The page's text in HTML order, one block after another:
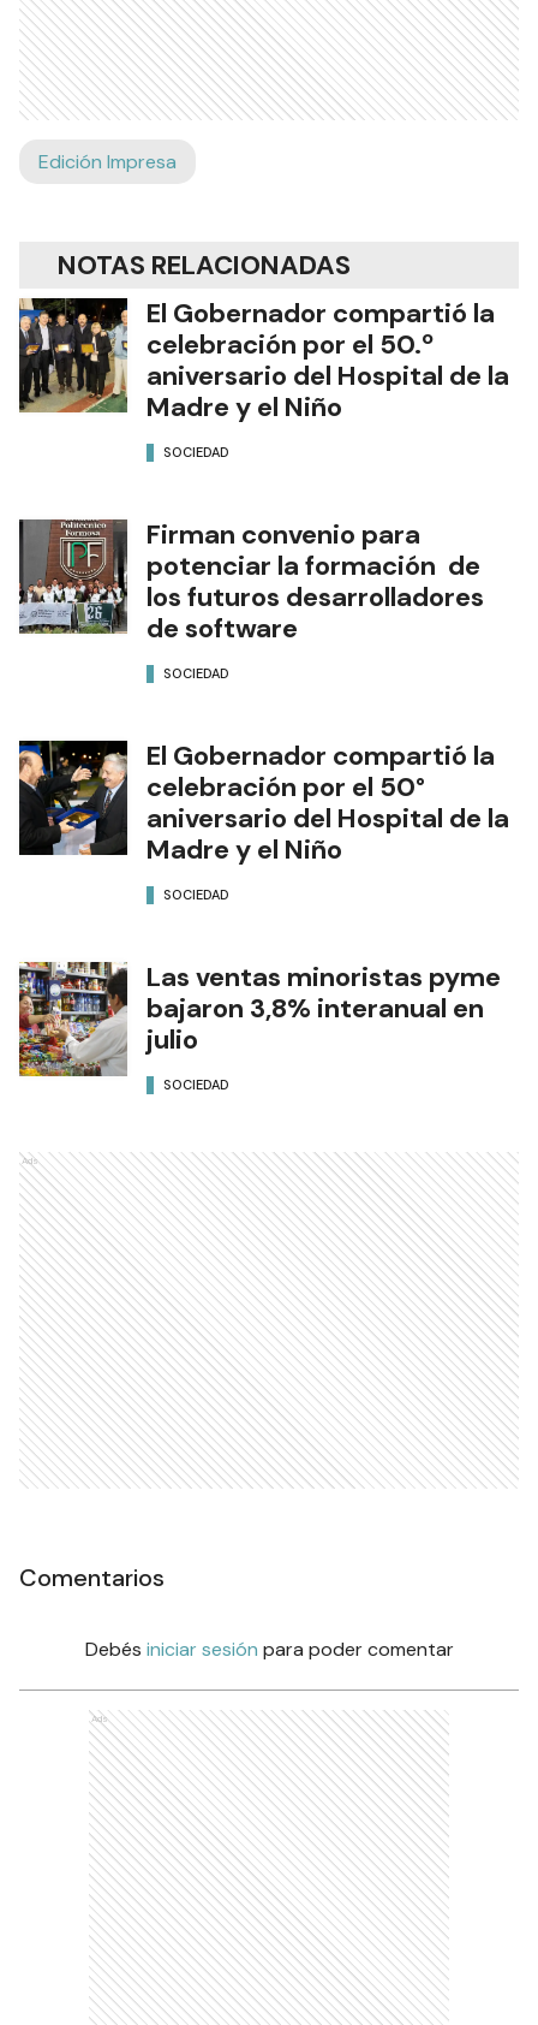
Edición Impresa
NOTAS RELACIONADAS
El Gobernador compartió la
celebración por el 50.º
aniversario del Hospital de la
Madre y el Niño
SOCIEDAD
Firman convenio para
potenciar la formación de
los futuros desarrolladores
de software
SOCIEDAD
El Gobernador compartió la
celebración por el 50°
aniversario del Hospital de la
Madre y el Niño
SOCIEDAD
Las ventas minoristas pyme
bajaron 3,8% interanual en
julio
SOCIEDAD
Ads
Comentarios
Debés iniciar sesión para poder comentar
Ads